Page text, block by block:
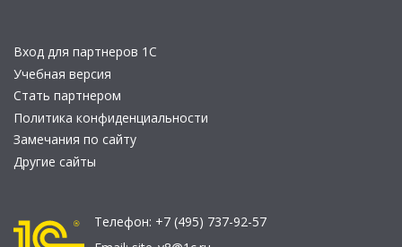
Вход для партнеров 1С
Учебная версия
Стать партнером
Политика конфиденциальности
Замечания по сайту
Другие сайты
Телефон: +7 (495) 737-92-57